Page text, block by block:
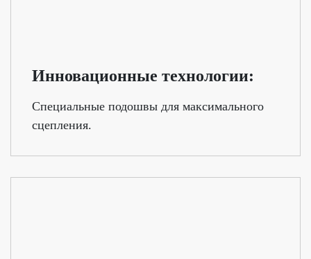
Инновационные технологии:
Специальные подошвы для максимального
сцепления.